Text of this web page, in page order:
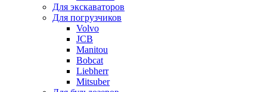
Для экскаваторов
Для погрузчиков
Volvo
JCB
Manitou
Bobcat
Liebherr
Mitsuber